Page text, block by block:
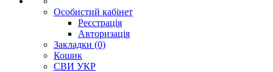
Особистий кабінет
Реєстрація
Авторизація
Закладки (0)
Кошик
СВИ УКР